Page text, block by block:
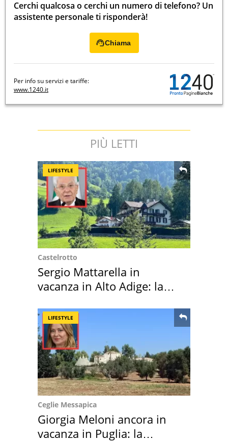
Cerchi qualcosa o cerchi un numero di telefono? Un
assistente personale ti risponderà!
Chiama
Per info su servizi e tariffe:
www.1240.it
PIÙ LETTI
LIFESTYLE
Castelrotto
Sergio Mattarella in
vacanza in Alto Adige: la
LIFESTYLE
Ceglie Messapica
Giorgia Meloni ancora in
vacanza in Puglia: la